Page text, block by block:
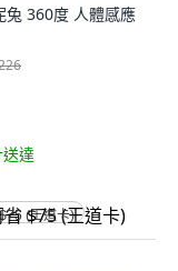
360度 人體感應
達
(王道卡)